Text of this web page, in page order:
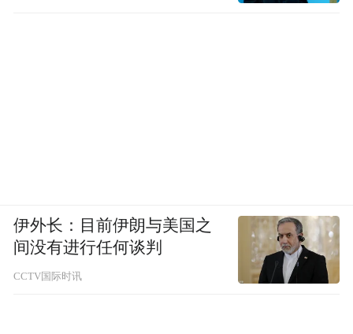
伊外长：目前伊朗与美国之
间没有进行任何谈判
CCTV国际时讯